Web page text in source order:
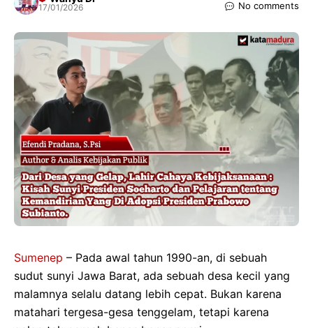
17/01/2026 No comments
Sumenep – Pada awal tahun 1990-an, di sebuah
sudut sunyi Jawa Barat, ada sebuah desa kecil yang
malamnya selalu datang lebih cepat. Bukan karena
matahari tergesa-gesa tenggelam, tetapi karena